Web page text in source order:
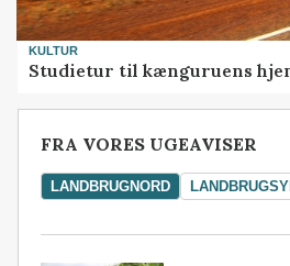
KULTUR
Studietur til kænguruens
FRA VORES UGEAVISER
LANDBRUGNORD